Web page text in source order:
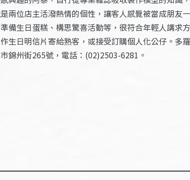
兩位店主活潑熱情的個性，讓客人感覺被當成朋友
備生日蛋糕、構思驚喜活動等，很符合年輕人講求
生日明信片寄給熟客，或接受訂購個人化公仔。多
錦州街265號，電話：(02)2503-6281。